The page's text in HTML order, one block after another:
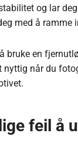
og lar
med å
bruke en
nyttig når du
feil å